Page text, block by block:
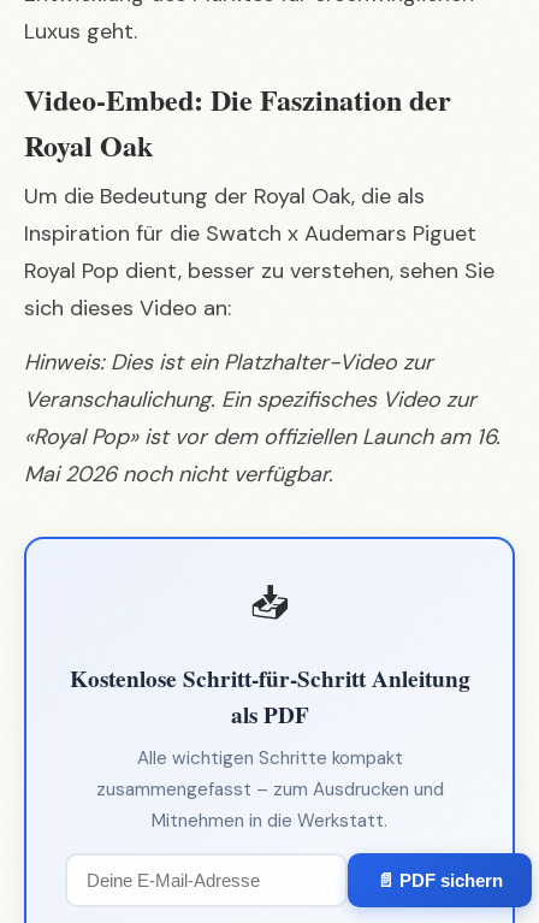
Luxus geht.
Video-Embed: Die Faszination der
Royal Oak
Um die Bedeutung der Royal Oak, die als
Inspiration für die Swatch x Audemars Piguet
Royal Pop dient, besser zu verstehen, sehen Sie
sich dieses Video an:
Hinweis: Dies ist ein Platzhalter-Video zur
Veranschaulichung. Ein spezifisches Video zur
«Royal Pop» ist vor dem offiziellen Launch am 16.
Mai 2026 noch nicht verfügbar.
📥
Kostenlose Schritt-für-Schritt Anleitung
als PDF
Alle wichtigen Schritte kompakt
zusammengefasst – zum Ausdrucken und
Mitnehmen in die Werkstatt.
📄 PDF sichern